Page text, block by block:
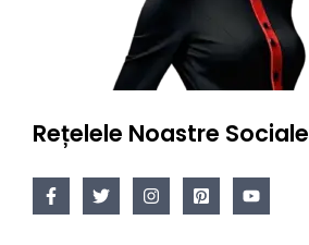
Rețelele Noastre Sociale